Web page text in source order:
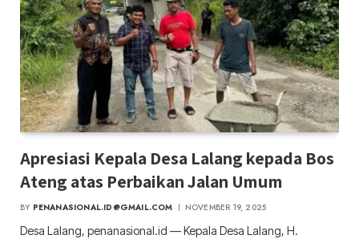
Apresiasi Kepala Desa Lalang kepada Bos
Ateng atas Perbaikan Jalan Umum
BY PENANASIONAL.ID@GMAIL.COM NOVEMBER 19, 2025
Desa Lalang, penanasional.id — Kepala Desa Lalang, H.